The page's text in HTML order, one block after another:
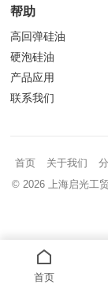
帮助
高回弹硅油
硬泡硅油
产品应用
联系我们
首页 关于我们
© 2026 上海启光工
首页